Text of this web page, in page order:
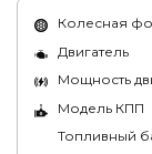
Колесная
Двигатель
Мощность
Модель КПП
Топливный